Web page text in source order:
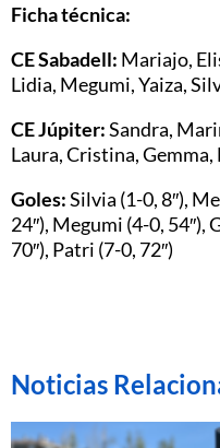
Ficha técnica:
CE Sabadell: Mariajo,
Lidia, Megumi, Yaiza,
CE Júpiter:Sandra,
Laura, Cristina, Gemma,
Goles:Silvia (1-0, 8″),
24″), Megumi (4-0, 54″),
70″), Patri (7-0, 72″)
Noticias